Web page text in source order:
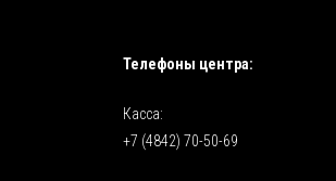
Телефоны центра:
Касса:
+7 (4842) 70-50-69